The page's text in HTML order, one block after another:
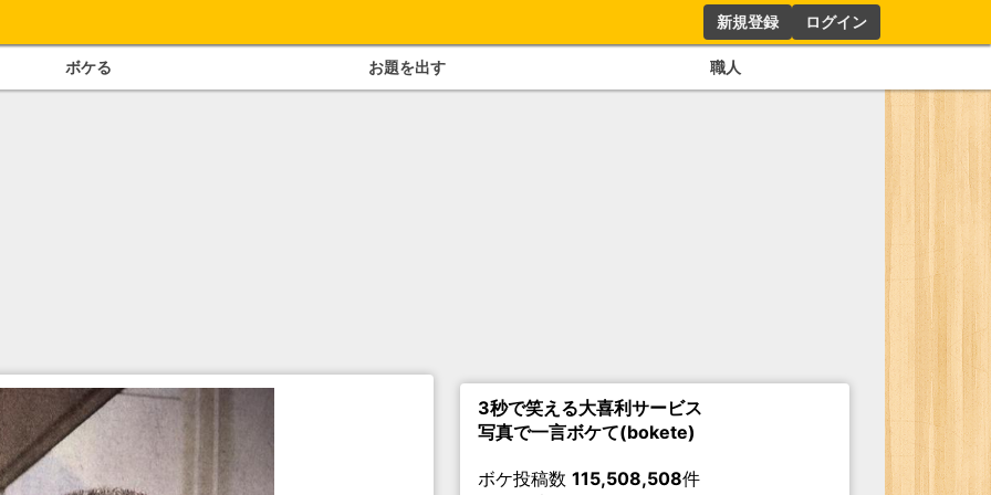
新規登録 ログイン
ボケる お題を出す 職人
3秒で笑える大喜利サービス
写真で一言ボケて(bokete)
ボケ投稿数 115,508,508件